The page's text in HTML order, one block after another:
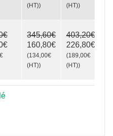
(HT))
(HT))
345,60€
160,80€
(134,00€
(HT))
403,20€
226,80€
(189,00€
(HT))